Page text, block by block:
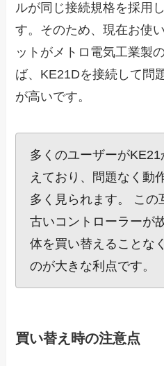
ルが同じ接続規格を採用
す。そのため、現在お使
ットがメトロ電気工業製
ば、KE21Dを接続して問
が高いです。
多くのユーザーが
えており、問題なく動
多く見られます。 この
古いコントローラーが
体を買い替えることな
のが大きな利点です。
買い替え時の注意点